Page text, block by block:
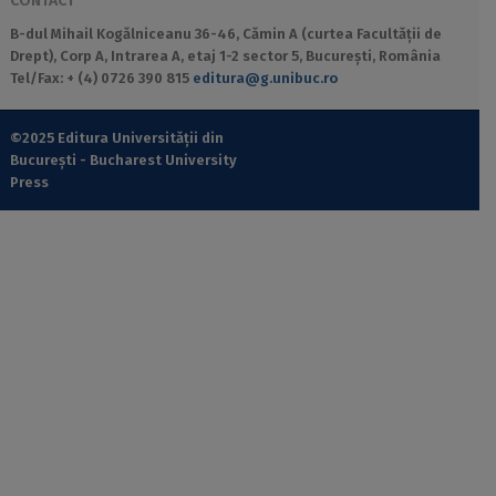
B-dul Mihail Kogălniceanu 36-46, Cămin A (curtea Facultății de
Drept), Corp A, Intrarea A, etaj 1-2 sector 5, București, România
Tel/Fax: + (4) 0726 390 815 editura@g.unibuc.ro
©2025 Editura Universității din
București - Bucharest University
Press